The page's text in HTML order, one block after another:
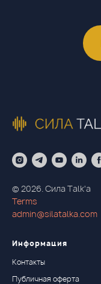
© 2026. Сила Talk'a
Terms
admin@silatalka.com
Информация
Контакты
Публичная оферта